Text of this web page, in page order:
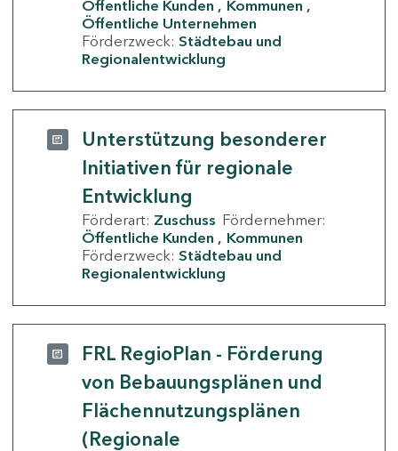
Öffentliche Kunden
Kommunen
Öffentliche Unternehmen
Förderzweck: Städtebau und
Regionalentwicklung
Unterstützung besonderer
Initiativen für regionale
Entwicklung
Förderart: Zuschuss Fördernehmer:
Öffentliche Kunden
Kommunen
Förderzweck: Städtebau und
Regionalentwicklung
FRL RegioPlan - Förderung
von Bebauungsplänen und
Flächennutzungsplänen
(Regionale